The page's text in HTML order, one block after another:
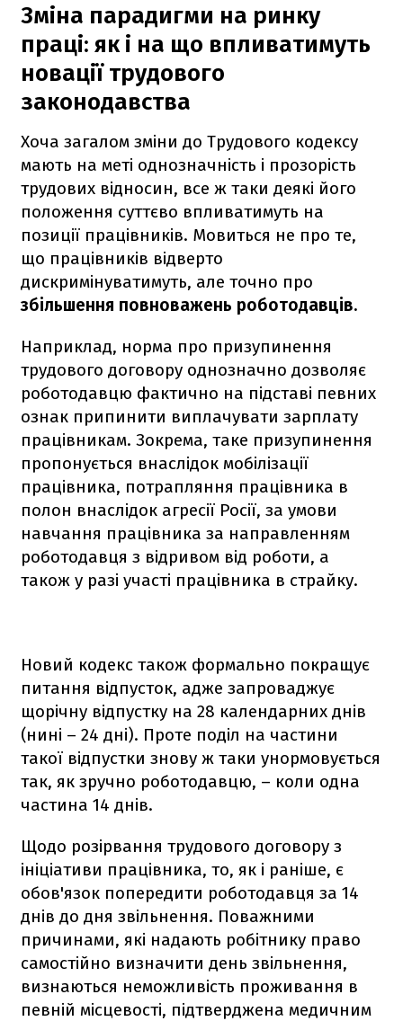
Зміна парадигми на ринку
праці: як і на що впливатимуть
новації трудового
законодавства
Хоча загалом зміни до Трудового кодексу
мають на меті однозначність і прозорість
трудових відносин, все ж таки деякі його
положення суттєво впливатимуть на
позиції працівників. Мовиться не про те,
що працівників відверто
дискримінуватимуть, але точно про
збільшення повноважень роботодавців.
Наприклад, норма про призупинення
трудового договору однозначно дозволяє
роботодавцю фактично на підставі певних
ознак припинити виплачувати зарплату
працівникам. Зокрема, таке призупинення
пропонується внаслідок мобілізації
працівника, потрапляння працівника в
полон внаслідок агресії Росії, за умови
навчання працівника за направленням
роботодавця з відривом від роботи, а
також у разі участі працівника в страйку.
Новий кодекс також формально покращує
питання відпусток, адже запроваджує
щорічну відпустку на 28 календарних днів
(нині – 24 дні). Проте поділ на частини
такої відпустки знову ж таки унормовується
так, як зручно роботодавцю, – коли одна
частина 14 днів.
Щодо розірвання трудового договору з
ініціативи працівника, то, як і раніше, є
обов'язок попередити роботодавця за 14
днів до дня звільнення. Поважними
причинами, які надають робітнику право
самостійно визначити день звільнення,
визнаються неможливість проживання в
певній місцевості, підтверджена медичним